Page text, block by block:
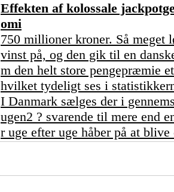
Effekten af kolossale
omi
750 millioner kroner. Så meget
vinst på, og den gik til en
m den helt store pengepræmie
hvilket tydeligt ses i
I Danmark sælges der i
ugen2 ? svarende til mere end
r uge efter uge håber på at